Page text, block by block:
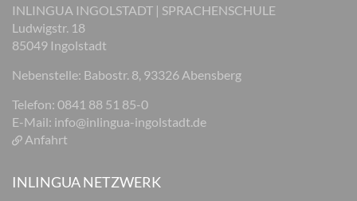
INLINGUA INGOLSTADT | SPRACHENSCHULE
Ludwigstr. 18
85049 Ingolstadt
Nebenstelle: Babostr. 8, 93326 Abensberg
Telefon: 0841 88 51 85-0
E-Mail: info@inlingua-ingolstadt.de
Anfahrt
INLINGUA NETZWERK